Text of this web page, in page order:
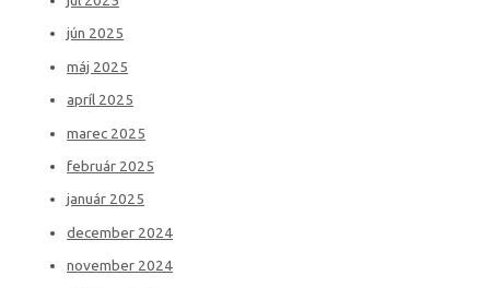
jún 2025
máj 2025
apríl 2025
marec 2025
február 2025
január 2025
december 2024
november 2024